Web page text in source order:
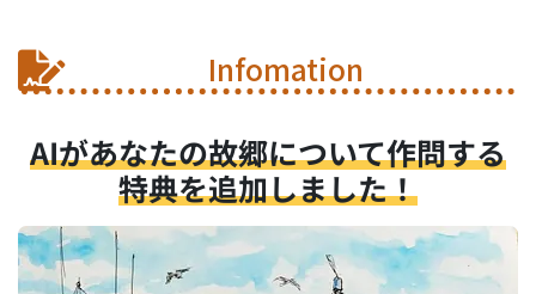
Infomation
AIがあなたの故郷について作問する
特典を追加しました！